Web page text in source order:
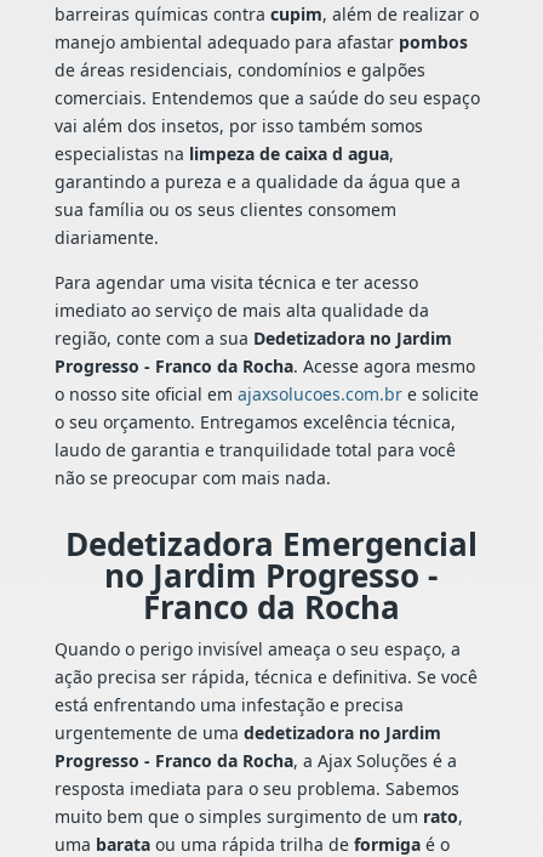
barreiras químicas contra cupim, além de realizar o
manejo ambiental adequado para afastar pombos
de áreas residenciais, condomínios e galpões
comerciais. Entendemos que a saúde do seu espaço
vai além dos insetos, por isso também somos
especialistas na limpeza de caixa d agua,
garantindo a pureza e a qualidade da água que a
sua família ou os seus clientes consomem
diariamente.
Para agendar uma visita técnica e ter acesso
imediato ao serviço de mais alta qualidade da
região, conte com a sua Dedetizadora no Jardim
Progresso - Franco da Rocha. Acesse agora mesmo
o nosso site oficial em ajaxsolucoes.com.bre solicite
o seu orçamento. Entregamos excelência técnica,
laudo de garantia e tranquilidade total para você
não se preocupar com mais nada.
Dedetizadora Emergencial
no Jardim Progresso -
Franco da Rocha
Quando o perigo invisível ameaça o seu espaço, a
ação precisa ser rápida, técnica e definitiva. Se você
está enfrentando uma infestação e precisa
urgentemente de uma dedetizadora no Jardim
Progresso - Franco da Rocha, a Ajax Soluções é a
resposta imediata para o seu problema. Sabemos
muito bem que o simples surgimento de um rato,
uma barataou uma rápida trilha de formigaé o